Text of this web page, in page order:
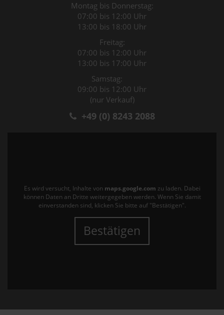
Montag bis Donnerstag:
07:00 bis 12:00 Uhr
13:00 bis 18:00 Uhr
Freitag:
07:00 bis 12:00 Uhr
13:00 bis 17:00 Uhr
Samstag:
09:00 bis 12:00 Uhr
(nur Verkauf)
+49 (0) 8243 2088
Es wird versucht, Inhalte von maps.google.com zu laden. Dabei
können Daten an Dritte weitergegeben werden. Wenn Sie damit
einverstanden sind, klicken Sie bitte auf "Bestätigen".
Bestätigen